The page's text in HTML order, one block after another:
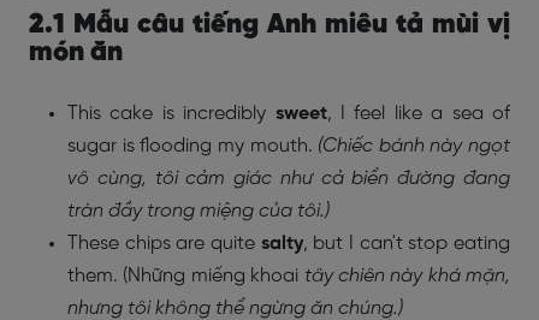
2.1 Mẫu câu tiếng Anh miêu tả mùi vị
món ăn
This cake is incredibly sweet, I feel like a sea of
sugar is flooding my mouth. (Chiếc bánh này ngọt
vô cùng, tôi cảm giác như cả biển đường đang
tràn đầy trong miệng của tôi.)
These chips are quite salty, but I can't stop eating
them. (Những miếng khoai tây chiên này khá mặn,
nhưng tôi không thể ngừng ăn chúng.)